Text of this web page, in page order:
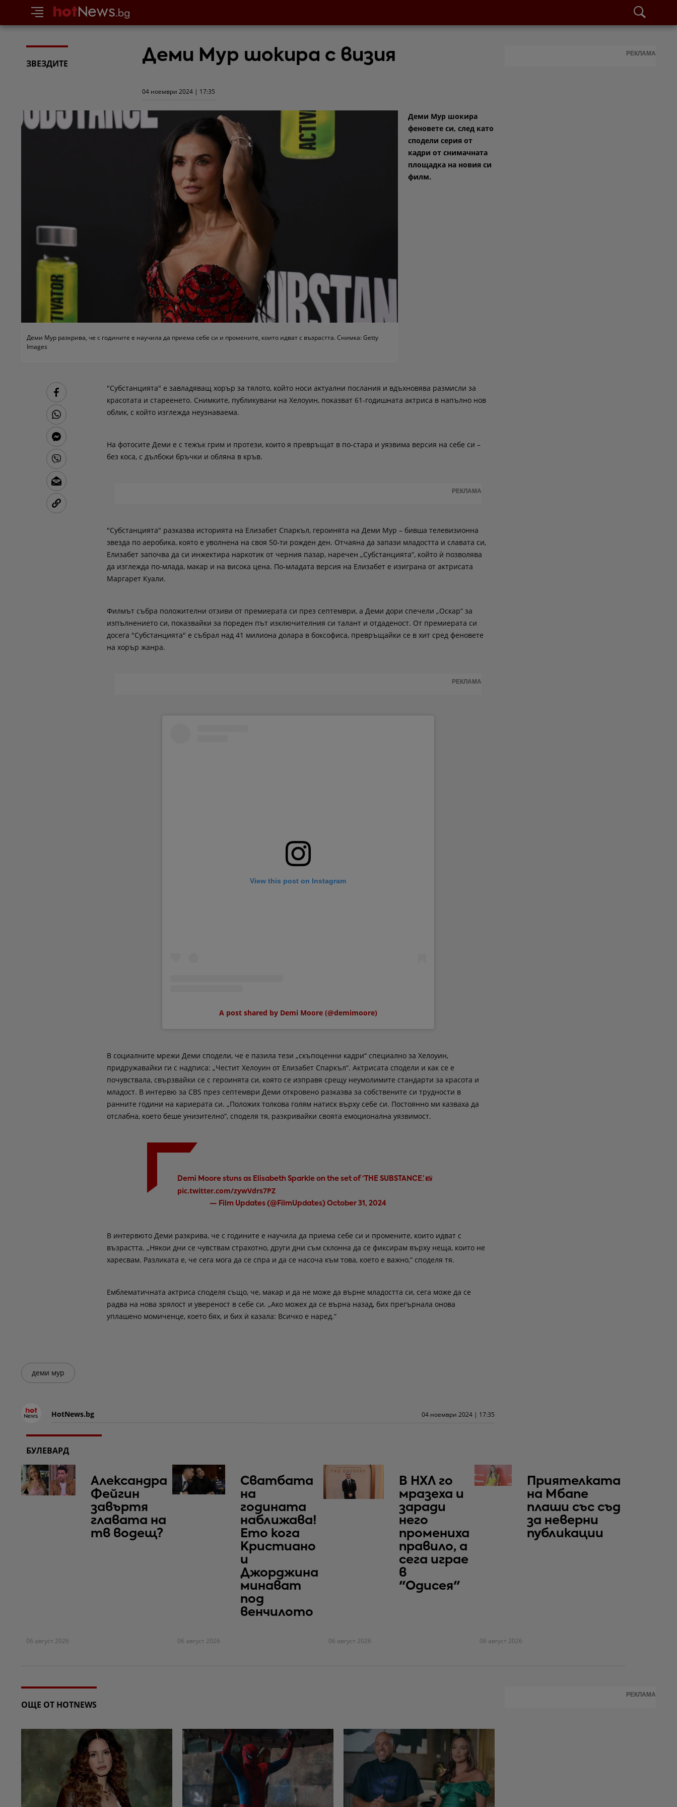
ЗВЕЗДИТЕ Деми Мур шокира с визия
04 ноември 2024 | 17:35
Деми Мур разкрива, че с годините е научила да приема себе си и промените, които идват с възрастта. Снимка: Getty
Images
Деми Мур шокира
феновете си, след като
сподели серия от
кадри от снимачната
площадка на новия си
филм.
"Субстанцията" е завладяващ хорър за тялото, който носи актуални послания и вдъхновява размисли за
красотата и стареенето. Снимките, публикувани на Хелоуин, показват 61-годишната актриса в напълно нов
облик, с който изглежда неузнаваема.
На фотосите Деми е с тежък грим и протези, които я превръщат в по-стара и уязвима версия на себе си –
без коса, с дълбоки бръчки и обляна в кръв.
РЕКЛАМА
"Субстанцията" разказва историята на Елизабет Спаркъл, героинята на Деми Мур – бивша телевизионна
звезда по аеробика, която е уволнена на своя 50-ти рожден ден. Отчаяна да запази младостта и славата си,
Елизабет започва да си инжектира наркотик от черния пазар, наречен „Субстанцията“, който ѝ позволява
да изглежда по-млада, макар и на висока цена. По-младата версия на Елизабет е изиграна от актрисата
Маргарет Куали.
Филмът събра положителни отзиви от премиерата си през септември, а Деми дори спечели „Оскар“ за
изпълнението си, показвайки за пореден път изключителния си талант и отдаденост. От премиерата си
досега "Субстанцията" е събрал над 41 милиона долара в боксофиса, превръщайки се в хит сред феновете
на хорър жанра.
РЕКЛАМА
View this post on Instagram
A post shared by Demi Moore (@demimoore)
В социалните мрежи Деми сподели, че е пазила тези „скъпоценни кадри“ специално за Хелоуин,
придружавайки ги с надписа: „Честит Хелоуин от Елизабет Спаркъл“. Актрисата сподели и как се е
почувствала, свързвайки се с героинята си, която се изправя срещу неумолимите стандарти за красота и
младост. В интервю за CBS през септември Деми откровено разказва за собствените си трудности в
ранните години на кариерата си. „Положих толкова голям натиск върху себе си. Постоянно ми казваха да
отслабна, което беше унизително“, споделя тя, разкривайки своята емоционална уязвимост.
Demi Moore stuns as Elisabeth Sparkle on the set of ‘THE SUBSTANCE.’ 📸
pic.twitter.com/zywVdrs7PZ
— Film Updates (@FilmUpdates)October 31, 2024
В интервюто Деми разкрива, че с годините е научила да приема себе си и промените, които идват с
възрастта. „Някои дни се чувствам страхотно, други дни съм склонна да се фиксирам върху неща, които не
харесвам. Разликата е, че сега мога да се спра и да се насоча към това, което е важно,“ споделя тя.
Емблематичната актриса споделя също, че, макар и да не може да върне младостта си, сега може да се
радва на нова зрялост и увереност в себе си. „Ако можех да се върна назад, бих прегърнала онова
уплашено момиченце, което бях, и бих ѝ казала: Всичко е наред.“
деми мур
HotNews.bg 04 ноември 2024 | 17:35
РЕКЛАМА
БУЛЕВАРД
Александра
Фейгин
завъртя
главата на
тв водещ?
06 август 2026
Сватбата
на
годината
наближава!
Ето кога
Кристиано
и
Джорджина
минават
под
венчилото
06 август 2026
В НХЛ го
мразеха и
заради
него
промениха
правило, а
сега играе
в
"Одисея"
06 август 2026
Приятелката
на Мбапе
плаши със съд
за неверни
публикации
06 август 2026
ОЩЕ ОТ HOTNEWS
РЕКЛАМА